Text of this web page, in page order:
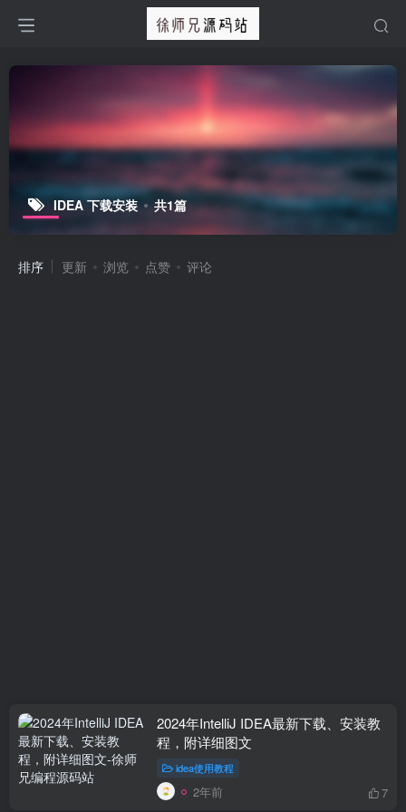
IDEA 下载安装 共1篇
排序 更新 浏览 点赞 评论
2024年IntelliJ IDEA最新下载、安装教
程，附详细图文
idea使用教程
2年前 7